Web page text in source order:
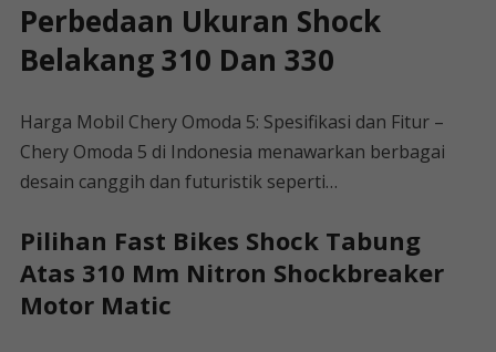
Perbedaan Ukuran Shock
Belakang 310 Dan 330
Harga Mobil Chery Omoda 5: Spesifikasi dan Fitur –
Chery Omoda 5 di Indonesia menawarkan berbagai
desain canggih dan futuristik seperti…
Pilihan Fast Bikes Shock Tabung
Atas 310 Mm Nitron Shockbreaker
Motor Matic